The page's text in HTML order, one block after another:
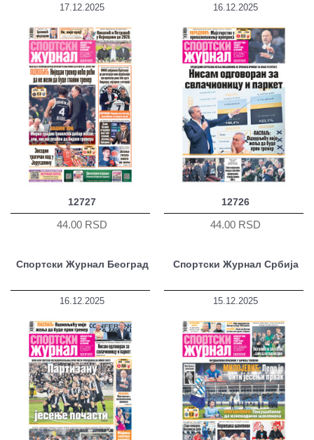
17.12.2025
12727
44.00 RSD
16.12.2025
12726
44.00 RSD
Спортски Журнал Београд
16.12.2025
Спортски Журнал Србија
15.12.2025